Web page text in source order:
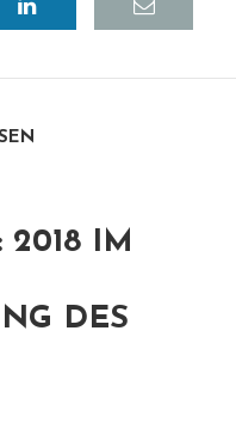
2018 IM
DES